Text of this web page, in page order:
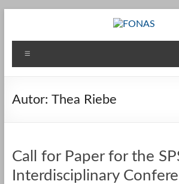
FONAS
Autor: Thea Riebe
Call for Paper for the
Interdisciplinary